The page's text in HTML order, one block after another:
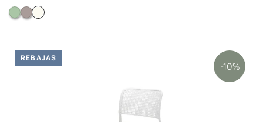
Verde hinojo
Gris paloma
Blanco cera
-10%
REBAJAS